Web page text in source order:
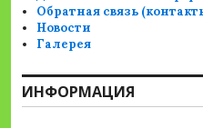
Обратная связь
Новости
Галерея
ИНФОРМАЦИЯ